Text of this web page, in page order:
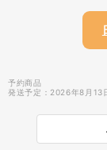
予約商品
発送予定：2026年8月13